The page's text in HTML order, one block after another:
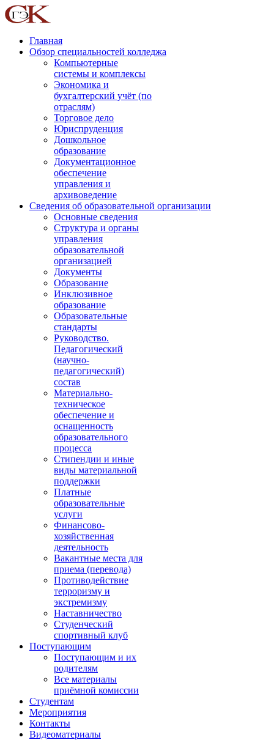
Главная
Обзор специальностей колледжа
Компьютерные
системы и комплексы
Экономика и
бухгалтерский учёт (по
отраслям)
Торговое дело
Юриспруденция
Дошкольное
образование
Документационное
обеспечение
управления и
архивоведение
Сведения об образовательной организации
Основные сведения
Структура и органы
управления
образовательной
организацией
Документы
Образование
Инклюзивное
образование
Образовательные
стандарты
Руководство.
Педагогический
(научно-
педагогический)
состав
Материально-
техническое
обеспечение и
оснащенность
образовательного
процесса
Стипендии и иные
виды материальной
поддержки
Платные
образовательные
услуги
Финансово-
хозяйственная
деятельность
Вакантные места для
приема (перевода)
Противодействие
терроризму и
экстремизму
Наставничество
Студенческий
спортивный клуб
Поступающим
Поступающим и их
родителям
Все материалы
приёмной комиссии
Студентам
Мероприятия
Контакты
Видеоматериалы